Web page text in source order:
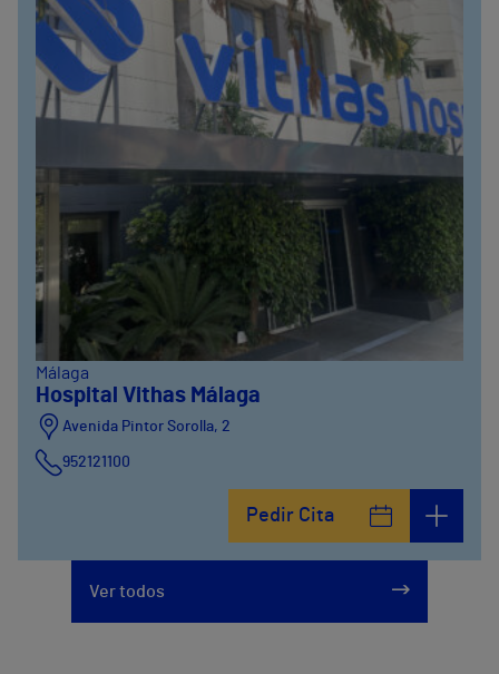
Málaga
Hospital Vithas Málaga
Avenida Pintor Sorolla, 2
952121100
Pedir Cita
Ver todos